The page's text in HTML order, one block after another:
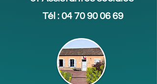
Tél : 04 70 90 06 69